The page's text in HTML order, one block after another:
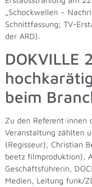
„Schockwellen –
Schnittfassung; TV-
der ARD).
DOKVILLE
beim
Zu den Referent:innen
Veranstaltung zählten
(Regisseur), Christian
beetz filmproduktion),
Geschäftsführerin,
Medien, Leitung funk/